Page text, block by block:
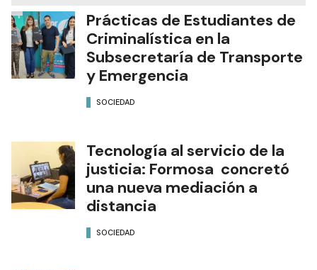
Prácticas de Estudiantes de
Criminalística en la
Subsecretaría de Transporte
y Emergencia
SOCIEDAD
Tecnología al servicio de la
justicia: Formosa concretó
una nueva mediación a
distancia
SOCIEDAD